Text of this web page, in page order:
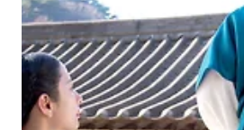
로 김봉인의 마지막을 종결짓습니다. 어쩌면 너무
그 끝은 피로 물들..